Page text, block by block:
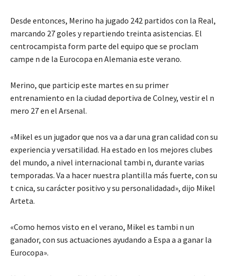
Desde entonces, Merino ha jugado 242 partidos con la Real,
marcando 27 goles y repartiendo treinta asistencias. El
centrocampista form parte del equipo que se proclam
campe n de la Eurocopa en Alemania este verano.
Merino, que particip este martes en su primer
entrenamiento en la ciudad deportiva de Colney, vestir el n
mero 27 en el Arsenal.
«Mikel es un jugador que nos va a dar una gran calidad con su
experiencia y versatilidad. Ha estado en los mejores clubes
del mundo, a nivel internacional tambi n, durante varias
temporadas. Va a hacer nuestra plantilla más fuerte, con su
t cnica, su carácter positivo y su personalidadad», dijo Mikel
Arteta.
«Como hemos visto en el verano, Mikel es tambi n un
ganador, con sus actuaciones ayudando a Espa a a ganar la
Eurocopa».